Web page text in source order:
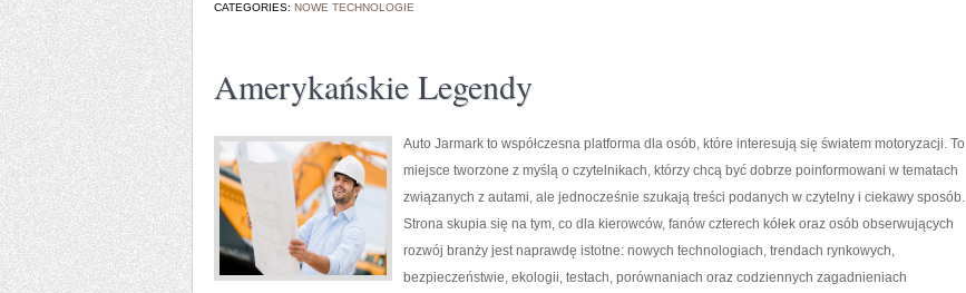
CATEGORIES: NOWE TECHNOLOGIE
Amerykańskie Legendy
Auto Jarmark to współczesna platforma dla osób, które interesują się światem motoryzacji. To
miejsce tworzone z myślą o czytelnikach, którzy chcą być dobrze poinformowani w tematach
związanych z autami, ale jednocześnie szukają treści podanych w czytelny i ciekawy sposób.
Strona skupia się na tym, co dla kierowców, fanów czterech kółek oraz osób obserwujących
rozwój branży jest naprawdę istotne: nowych technologiach, trendach rynkowych,
bezpieczeństwie, ekologii, testach, porównaniach oraz codziennych zagadnieniach